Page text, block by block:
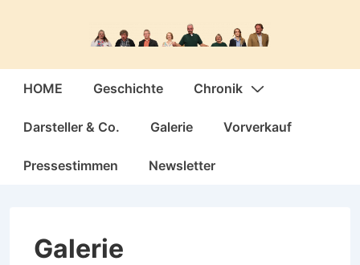
Hauptnavigation
HOME Geschichte Chronik
Darsteller & Co. Galerie Vorverkauf
Pressestimmen Newsletter
Galerie